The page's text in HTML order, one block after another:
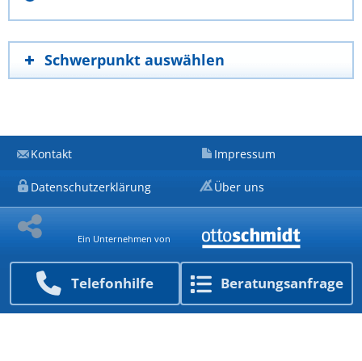
Telefon­hilfe Beratungs­anfrage
Schwerpunkt auswählen
Kontakt Impressum
Datenschutzerklärung Über uns
Ein Unternehmen von